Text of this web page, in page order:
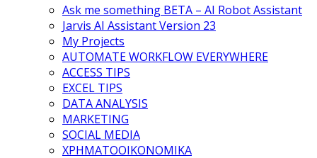
Ask me something BETA – AI Robot Assistant
Jarvis AI Assistant Version 23
My Projects
AUTOMATE WORKFLOW EVERYWHERE
ACCESS TIPS
EXCEL TIPS
DATA ANALYSIS
MARKETING
SOCIAL MEDIA
ΧΡΗΜΑΤΟΟΙΚΟΝΟΜΙΚΑ